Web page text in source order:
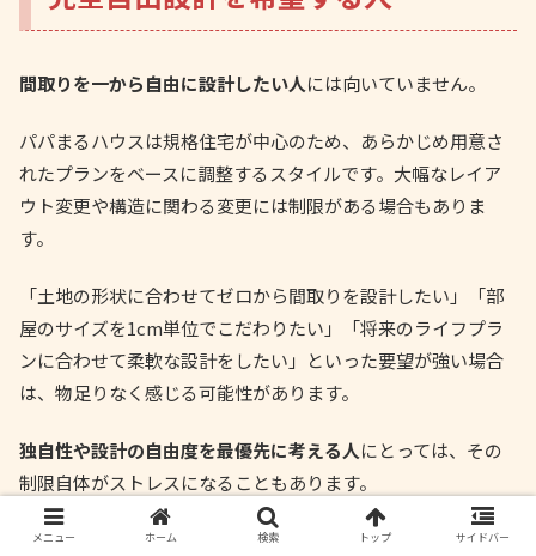
間取りを一から自由に設計したい人には向いていません。
パパまるハウスは規格住宅が中心のため、あらかじめ用意さ
れたプランをベースに調整するスタイルです。大幅なレイア
ウト変更や構造に関わる変更には制限がある場合もありま
す。
「土地の形状に合わせてゼロから間取りを設計したい」「部
屋のサイズを1cm単位でこだわりたい」「将来のライフプラ
ンに合わせて柔軟な設計をしたい」といった要望が強い場合
は、物足りなく感じる可能性があります。
独自性や設計の自由度を最優先に考える人にとっては、その
制限自体がストレスになることもあります。
メニュー ホーム 検索 トップ サイドバー